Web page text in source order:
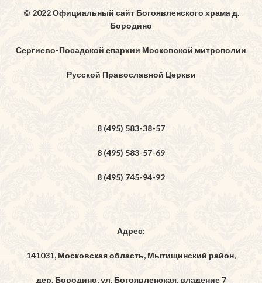
© 2022 Официальный сайт Богоявленского храма д.
Бородино
Сергиево-Посадской епархии Московской митрополии
Русской Православной Церкви
8 (495) 583-38-57
8 (495) 583-57-69
8 (495) 745-94-92
Адрес:
141031, Московская область, Мытищинский район,
дер. Бородино, ул. Богоявленская, владение 7